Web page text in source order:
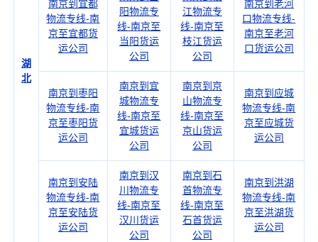
湖
北
南京到宜都
物流专线-南
京至宜都货
运公司
阳物流专
线-南京至
当阳货运
公司
江物流专
线-南京至
枝江货运
公司
南京到老河
口物流专线-
南京至老河
口货运公司
南京到枣阳
物流专线-南
京至枣阳货
运公司
南京到宜
城物流专
线-南京至
宜城货运
公司
南京到京
山物流专
线-南京至
京山货运
公司
南京到应城
物流专线-南
京至应城货
运公司
南京到安陆
物流专线-南
京至安陆货
运公司
南京到汉
川物流专
线-南京至
汉川货运
公司
南京到石
首物流专
线-南京至
石首货运
公司
南京到洪湖
物流专线-南
京至洪湖货
运公司